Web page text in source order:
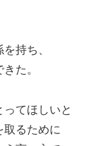
持ち、
た。
てほしいと
取るために